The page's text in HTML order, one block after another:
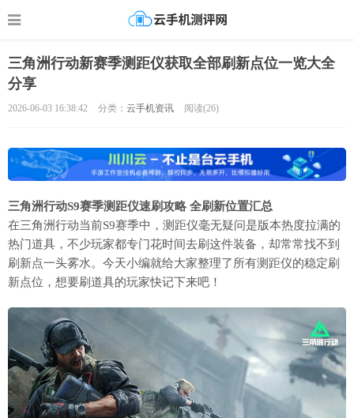
三角洲行动新赛季测距仪获取全部刷新点位一览大全
分享
2026-06-03 16:38:42 分类： 云手机资讯 阅读(26)
三角洲行动S9赛季测距仪速刷攻略 全刷新位置汇总
在三角洲行动当前S9赛季中，测距仪毫无疑问是版本热度拉满的
热门道具，不少玩家都专门花时间去刷这件装备，却常常找不到
刷新点一头雾水。今天小编就给大家整理了所有测距仪的稳定刷
新点位，想要刷道具的玩家快记下来吧！